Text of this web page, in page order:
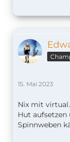
15. Mai 2023
Nix mit
Hut
Spinnweben